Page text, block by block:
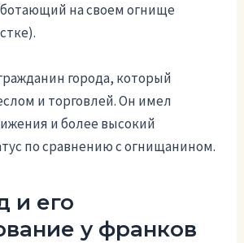
на своем огнище
города, который
и торговлей. Он имел
и более высокий
по сравнению с огнищанином.
и его
у франков